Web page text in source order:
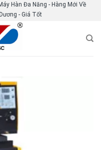
Hàn Đa Năng - Hàng Mới Về
- Giá Tốt